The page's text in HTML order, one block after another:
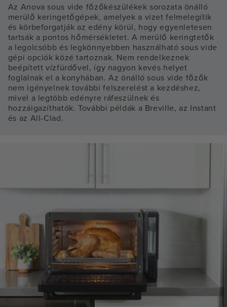
Az Anova sous vide főzőkészülékek sorozata önálló
merülő keringetőgépek, amelyek a vizet felmelegítik
és körbeforgatják az edény körül, hogy egyenletesen
tartsák a pontos hőmérsékletet. A merülő keringtetők
a legolcsóbb és legkönnyebben használható sous vide
gépi opciók közé tartoznak. Nem rendelkeznek
beépített vízfürdővel, így nagyon kevés helyet
foglalnak el a konyhában. Az önálló sous vide főzők
nem igényelnek további felszerelést a kezdéshez,
mivel a legtöbb edényre ráfeszülnek és
hozzáigazíthatók. További példák a Breville, az Instant
és az All-Clad.